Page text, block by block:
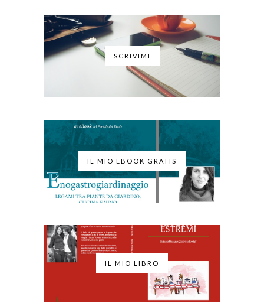
SCRIVIMI
IL MIO EBOOK GRATIS
IL MIO LIBRO